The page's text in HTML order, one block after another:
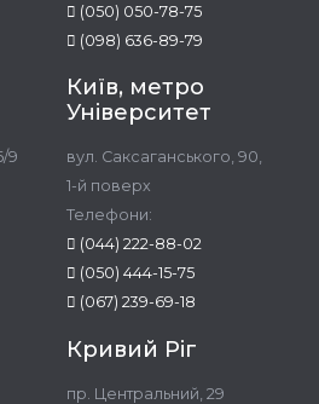
(050) 050-78-75
(098) 636-89-79
9
Київ, метро
Університет
вул. Саксаганського, 90,
1-й поверх
Телефони:
(044) 222-88-02
(050) 444-15-75
(067) 239-69-18
Кривий Ріг
пр. Центральний, 29